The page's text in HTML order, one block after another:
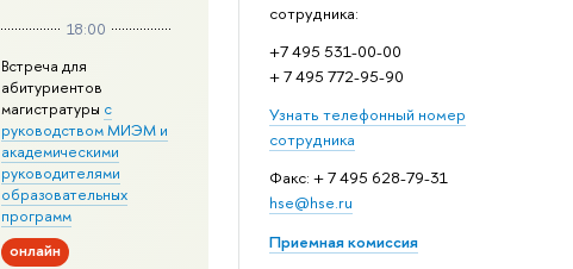
сотрудника:
+7 495 531-00-00
+ 7 495 772-95-90
Узнать телефонный номер
сотрудника
Факс: + 7 495 628-79-31
hse@hse.ru
Приемная комиссия
18:00
Встреча для
абитуриентов
магистратуры с
руководством МИЭМ и
академическими
руководителями
образовательных
программ
онлайн